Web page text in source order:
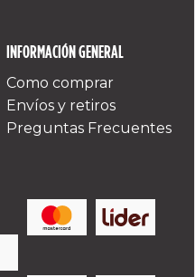
INFORMACIÓN GENERAL
Como comprar
Envíos y retiros
Preguntas Frecuentes